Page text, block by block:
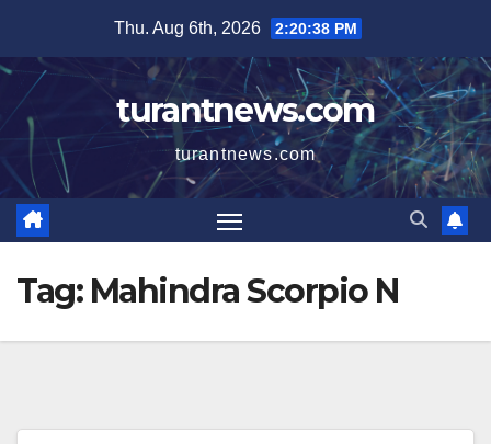
content
Thu. Aug 6th, 2026 2:20:38 PM
turantnews.com
turantnews.com
Tag: Mahindra Scorpio N